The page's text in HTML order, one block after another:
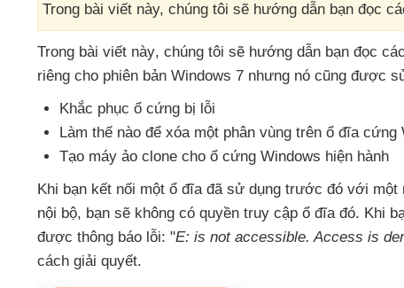
Trong bài viết này, chúng tôi sẽ hướng dẫn bạn đọc
Trong bài viết này, chúng tôi sẽ hướng dẫn bạn đọc
riêng cho phiên bản Windows 7 nhưng nó cũng được
Khắc phục ổ cứng bị lỗi
Làm thế nào để xóa một phân vùng trên ổ đĩa cứng
Tạo máy ảo clone cho ổ cứng Windows hiện hành
Khi bạn kết nối một ổ đĩa đã sử dụng trước đó với một
nội bộ, bạn sẽ không có quyền truy cập ổ đĩa đó. Khi
được thông báo lỗi: "E: is not accessible. Access is
cách giải quyết.